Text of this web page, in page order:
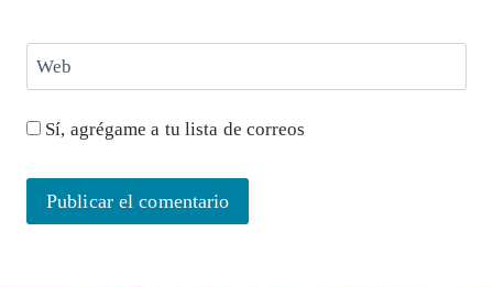
Web
Sí, agrégame a tu lista de correos